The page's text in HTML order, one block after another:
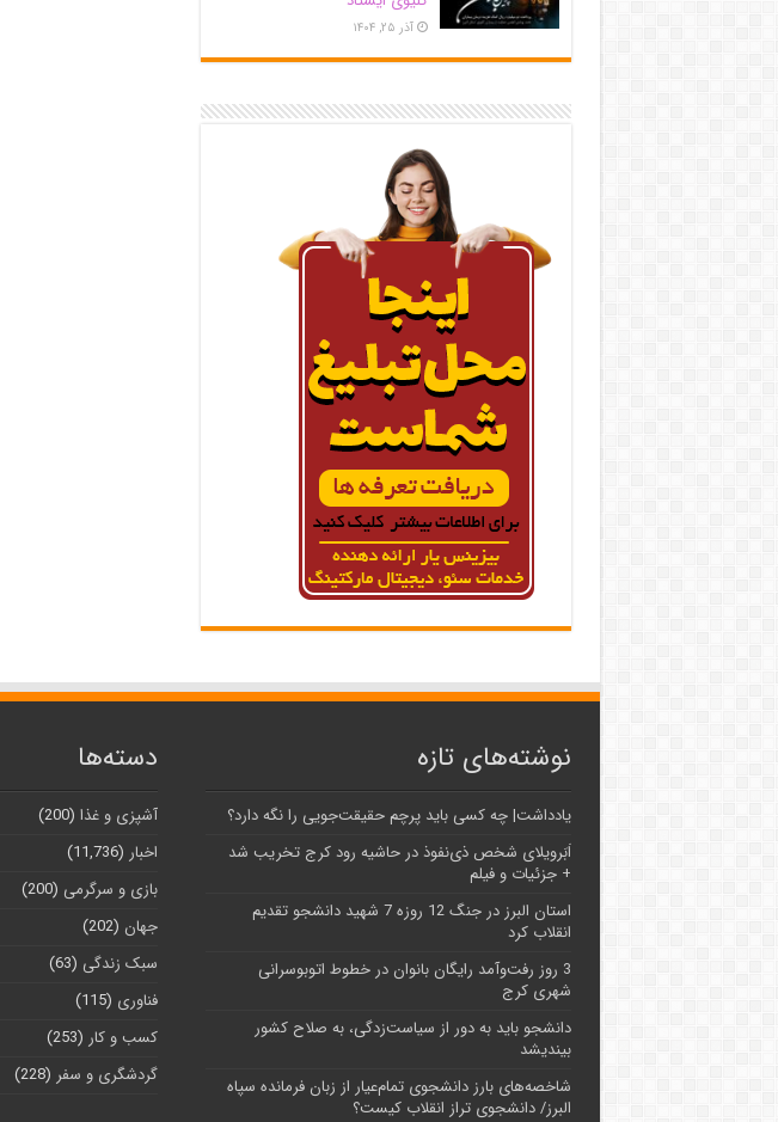
آذر ۲۵, ۱۴۰۴
نوشته‌های تازه
یادداشت| ‌چه کسی باید پرچم حقیقت‌جویی را نگه دارد؟
اَبَر‌ویلای شخص ذی‌نفوذ در حاشیه‌ رود کرج تخریب شد
+ جزئیات و فیلم
استان البرز در جنگ 12 روزه 7 شهید دانشجو تقدیم
انقلاب کرد
3 روز رفت‌وآمد رایگان بانوان در خطوط اتوبوسرانی
شهری کرج
دانشجو باید به دور از سیاست‌زدگی، به صلاح کشور
بیندیشد
شاخصه‌های بارز دانشجوی تمام‌عیار از زبان فرمانده سپاه
البرز/ دانشجوی تراز انقلاب کیست؟
دسته‌ها
آشپزی و غذا (200)
اخبار (11,736)
بازی و سرگرمی (200)
جهان (202)
سبک زندگی (63)
فناوری (115)
کسب و کار (253)
گردشگری و سفر (228)